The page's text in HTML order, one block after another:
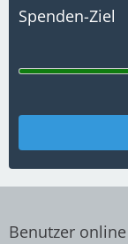
Spenden-Ziel
Benutzer online